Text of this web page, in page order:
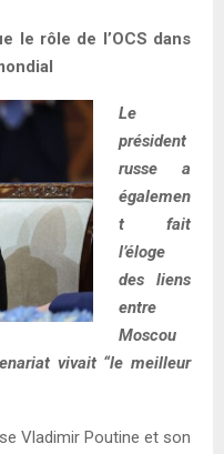
le rôle de l’OCS dans
Le
président
russe a
égalemen
t fait
l’éloge
des liens
entre
Moscou
vivait “le meilleur
Vladimir Poutine et son